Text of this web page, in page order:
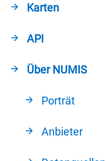
Karten
API
Über NUMIS
Porträt
Anbieter